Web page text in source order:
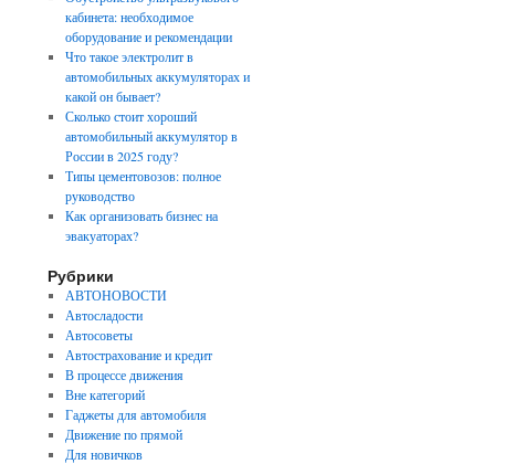
кабинета: необходимое
оборудование и рекомендации
Что такое электролит в
автомобильных аккумуляторах и
какой он бывает?
Сколько стоит хороший
автомобильный аккумулятор в
России в 2025 году?
Типы цементовозов: полное
руководство
Как организовать бизнес на
эвакуаторах?
Рубрики
АВТОНОВОСТИ
Автосладости
Автосоветы
Автострахование и кредит
В процессе движения
Вне категорий
Гаджеты для автомобиля
Движение по прямой
Для новичков